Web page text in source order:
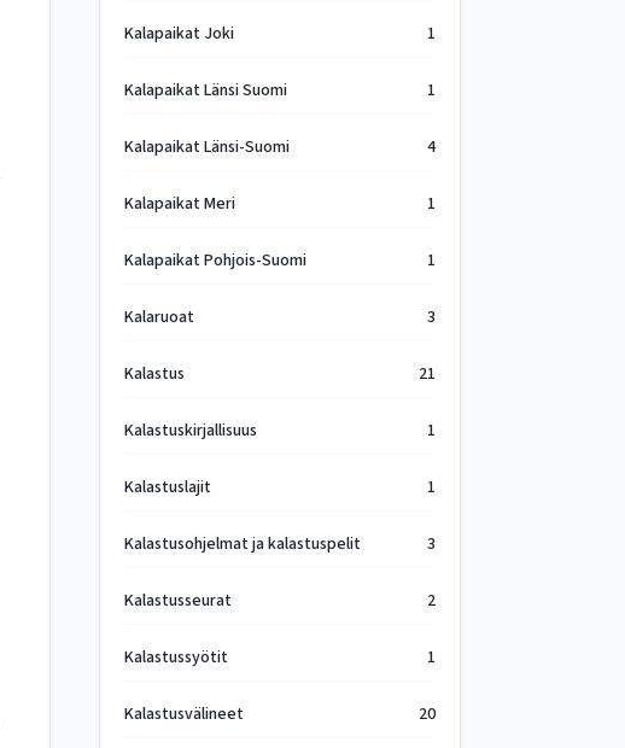
Kalapaikat Joki 1
Kalapaikat Länsi Suomi 1
Kalapaikat Länsi-Suomi 4
Kalapaikat Meri 1
Kalapaikat Pohjois-Suomi 1
Kalaruoat 3
Kalastus 21
Kalastuskirjallisuus 1
Kalastuslajit 1
Kalastusohjelmat ja kalastuspelit 3
Kalastusseurat 2
Kalastussyötit 1
Kalastusvälineet 20